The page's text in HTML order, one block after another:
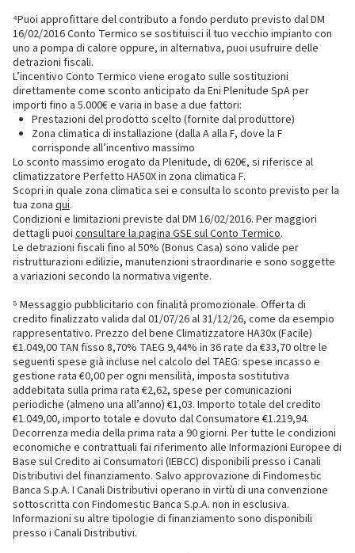
⁴Puoi approfittare del contributo a fondo perduto previsto dal DM
16/02/2016 Conto Termico se sostituisci il tuo vecchio impianto con
uno a pompa di calore oppure, in alternativa, puoi usufruire delle
detrazioni fiscali.
L’incentivo Conto Termico viene erogato sulle sostituzioni
direttamente come sconto anticipato da Eni Plenitude SpA per
importi fino a 5.000€ e varia in base a due fattori:
Prestazioni del prodotto scelto (fornite dal produttore)
Zona climatica di installazione (dalla A alla F, dove la F
corrisponde all’incentivo massimo
Lo sconto massimo erogato da Plenitude, di 620€, si riferisce al
climatizzatore Perfetto HA50X in zona climatica F.
Scopri in quale zona climatica sei e consulta lo sconto previsto per la
tua zona qui.
Condizioni e limitazioni previste dal DM 16/02/2016. Per maggiori
dettagli puoi consultare la pagina GSE sul Conto Termico.
Le detrazioni fiscali fino al 50% (Bonus Casa) sono valide per
ristrutturazioni edilizie, manutenzioni straordinarie e sono soggette
a variazioni secondo la normativa vigente.
⁵ Messaggio pubblicitario con finalità promozionale. Offerta di
credito finalizzato valida dal 01/07/26 al 31/12/26, come da esempio
rappresentativo. Prezzo del bene Climatizzatore HA30x (Facile)
€1.049,00 TAN fisso 8,70% TAEG 9,44% in 36 rate da €33,70 oltre le
seguenti spese già incluse nel calcolo del TAEG: spese incasso e
gestione rata €0,00 per ogni mensilità, imposta sostitutiva
addebitata sulla prima rata €2,62, spese per comunicazioni
periodiche (almeno una all’anno) €1,03. Importo totale del credito
€1.049,00, importo totale e dovuto dal Consumatore €1.219,94.
Decorrenza media della prima rata a 90 giorni. Per tutte le condizioni
economiche e contrattuali fai riferimento alle Informazioni Europee di
Base sul Credito ai Consumatori (IEBCC) disponibili presso i Canali
Distributivi del finanziamento. Salvo approvazione di Findomestic
Banca S.p.A. I Canali Distributivi operano in virtù di una convenzione
sottoscritta con Findomestic Banca S.p.A. non in esclusiva.
Informazioni su altre tipologie di finanziamento sono disponibili
presso i Canali Distributivi.